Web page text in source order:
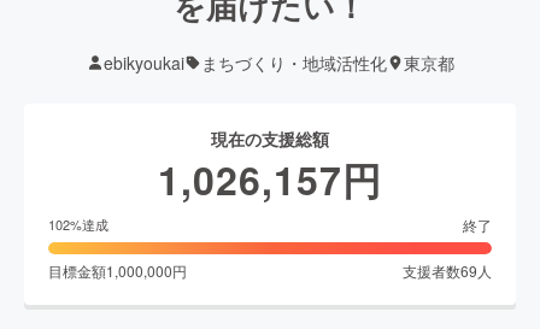
ebikyoukai まちづくり・地域活性化 東京都
現在の支援総額
1,026,157円
102%達成 終了
目標金額1,000,000円 支援者数69 人